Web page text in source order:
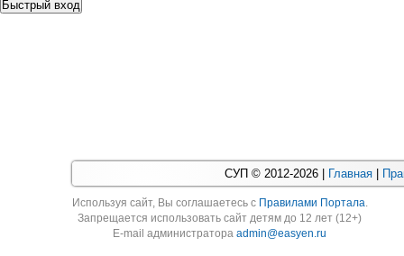
СУП © 2012-2026 | Главная
Используя cайт, Вы соглашаетесь с Правилами Портала.
Запрещается использовать сайт детям до 12 лет (12+)
E-mail администратораadmin@easyen.ru